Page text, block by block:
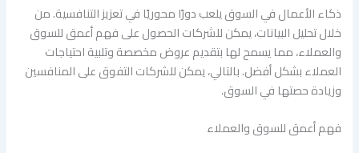
ذكاء الأعمال في السوق يلعب دورًا محوريًا في تعزيز التنافسية. من
خلال تحليل البيانات، يمكن للشركات الحصول على فهم أعمق للسوق
والعملاء، مما يسمح لها بتقديم عروض مخصصة وتلبية احتياجات
العملاء بشكل أفضل. بالتالي، يمكن للشركات التفوق على المنافسين
وزيادة حصتها في السوق.
فهم أعمق للسوق والعملاء